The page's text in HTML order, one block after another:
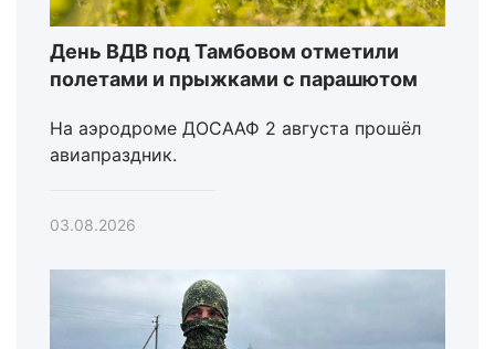
День ВДВ под Тамбовом отметили
полетами и прыжками с парашютом
На аэродроме ДОСААФ 2 августа прошёл
авиапраздник.
03.08.2026